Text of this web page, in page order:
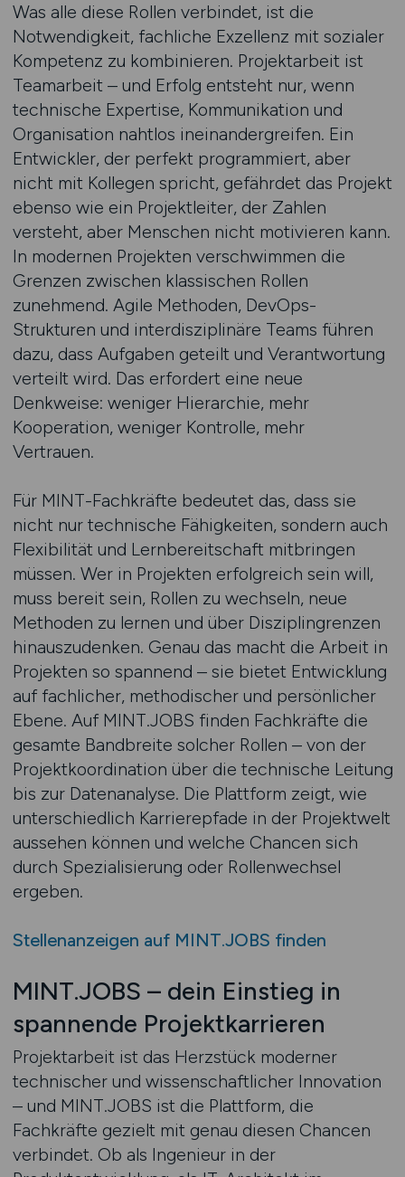
Was alle diese Rollen verbindet, ist die
Notwendigkeit, fachliche Exzellenz mit sozialer
Kompetenz zu kombinieren. Projektarbeit ist
Teamarbeit – und Erfolg entsteht nur, wenn
technische Expertise, Kommunikation und
Organisation nahtlos ineinandergreifen. Ein
Entwickler, der perfekt programmiert, aber
nicht mit Kollegen spricht, gefährdet das Projekt
ebenso wie ein Projektleiter, der Zahlen
versteht, aber Menschen nicht motivieren kann.
In modernen Projekten verschwimmen die
Grenzen zwischen klassischen Rollen
zunehmend. Agile Methoden, DevOps-
Strukturen und interdisziplinäre Teams führen
dazu, dass Aufgaben geteilt und Verantwortung
verteilt wird. Das erfordert eine neue
Denkweise: weniger Hierarchie, mehr
Kooperation, weniger Kontrolle, mehr
Vertrauen.
Für MINT-Fachkräfte bedeutet das, dass sie
nicht nur technische Fähigkeiten, sondern auch
Flexibilität und Lernbereitschaft mitbringen
müssen. Wer in Projekten erfolgreich sein will,
muss bereit sein, Rollen zu wechseln, neue
Methoden zu lernen und über Disziplingrenzen
hinauszudenken. Genau das macht die Arbeit in
Projekten so spannend – sie bietet Entwicklung
auf fachlicher, methodischer und persönlicher
Ebene. Auf MINT.JOBS finden Fachkräfte die
gesamte Bandbreite solcher Rollen – von der
Projektkoordination über die technische Leitung
bis zur Datenanalyse. Die Plattform zeigt, wie
unterschiedlich Karrierepfade in der Projektwelt
aussehen können und welche Chancen sich
durch Spezialisierung oder Rollenwechsel
ergeben.
Stellenanzeigen auf MINT.JOBS finden
MINT.JOBS – dein Einstieg in
spannende Projektkarrieren
Projektarbeit ist das Herzstück moderner
technischer und wissenschaftlicher Innovation
– und MINT.JOBS ist die Plattform, die
Fachkräfte gezielt mit genau diesen Chancen
verbindet. Ob als Ingenieur in der